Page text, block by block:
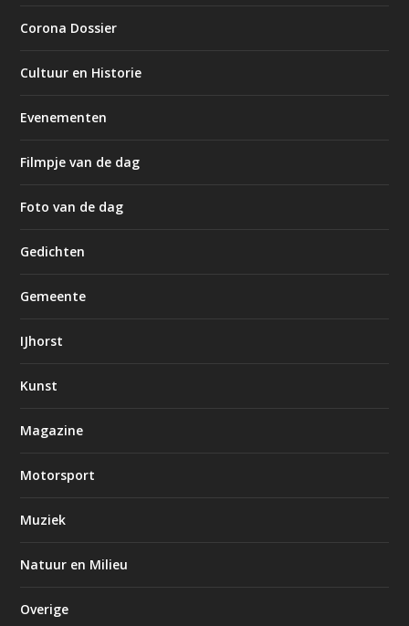
Corona Dossier
Cultuur en Historie
Evenementen
Filmpje van de dag
Foto van de dag
Gedichten
Gemeente
IJhorst
Kunst
Magazine
Motorsport
Muziek
Natuur en Milieu
Overige